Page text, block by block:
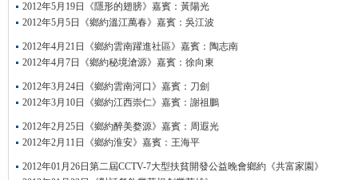
2012年5月19日《隱形的翅膀》嘉賓：黃陽光
2012年5月5日《鄉約溫江萬春》嘉賓：吳江波
2012年4月21日《鄉約雲南躍進社區》嘉賓：陶志南
2012年4月7日《鄉約秘境滄源》嘉賓：徐向東
2012年3月24日《鄉約雲南河口》嘉賓：刀劍
2012年3月10日《鄉約江西崇仁》嘉賓：謝祖鵬
2012年2月25日《鄉約醉美婺源》嘉賓：周遐光
2012年2月11日《鄉約淮安》嘉賓：王海平
2012年01月26日第二屆CCTV-7大型扶貧開發公益晚會鄉約《共富家園》